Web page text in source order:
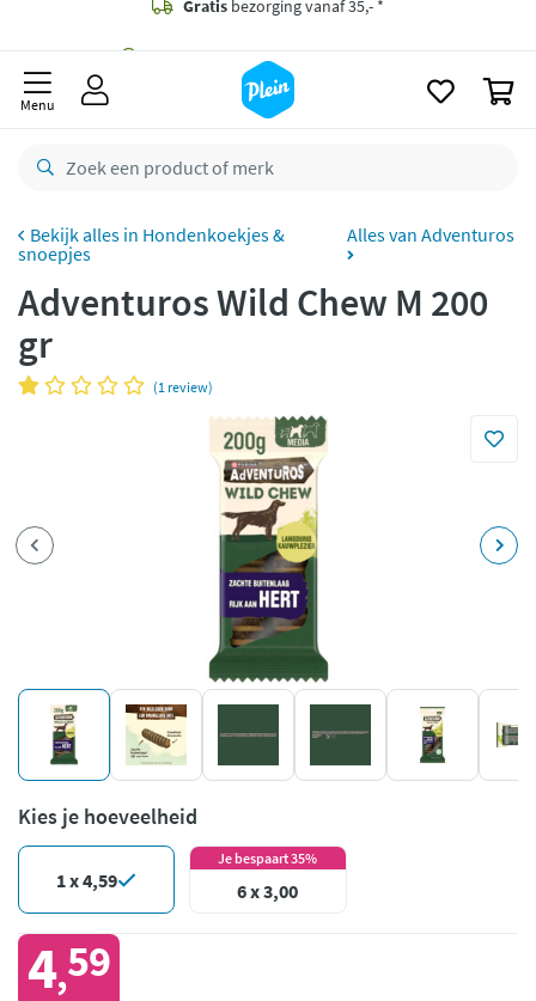
besteld,
retourneren
CO2 neutraal bezorgd
Menu
Hondenkoekjes &
snoepjes
Alles van Adventuros
Adventuros Wild Chew M 200
gr
(1 review)
Kies je hoeveelheid
1 x 4,59
Je bespaart 35%
6 x 3,00
4,59